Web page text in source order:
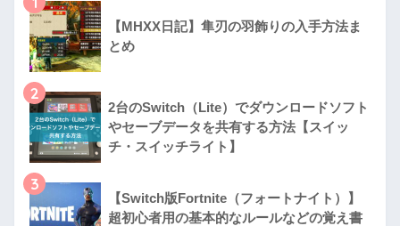
【MHXX日記】隼刃の羽飾りの入手方法ま
とめ
2
2台のSwitch（Lite）でダウンロードソフト
やセーブデータを共有する方法【スイッ
チ・スイッチライト】
3
【Switch版Fortnite（フォートナイト）】
超初心者用の基本的なルールなどの覚え書